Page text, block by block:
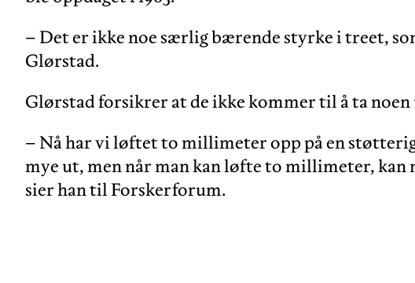
– Det er ikke noe særlig bærende styrke i treet,
Glørstad.
Glørstad forsikrer at de ikke kommer til å ta
– Nå har vi løftet to millimeter opp på en
mye ut, men når man kan løfte to millimeter, kan
sier han til Forskerforum.